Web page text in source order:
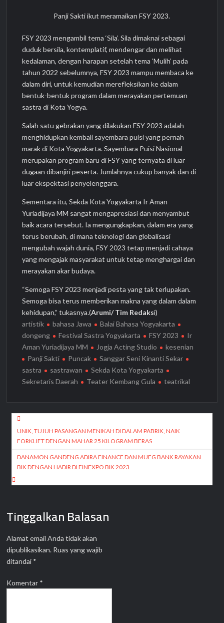
Panji Sakti ikut meramaikan FSY 2023.
FSY 2023 mengambil tema ‘Sila’. Sila dimaknai sebagai
duduk bersila, kontemplatif, mendengar dan melihat
kedalaman, dengan harapan setelah tema ‘Mulih’ pada
tahun 2022 sebelumnya, FSY 2023 mampu membaca ke
dalam diri, untuk kemudian merefleksikan ke dalam
bentuk-bentuk program dalam merayakan pertemuan
sastra di Kota Yogya.
Salah satu gebrakan yang dilakukan FSY 2023 adalah
menghidupkan kembali sayembara puisi yang pernah
marak di Kota Yogyakarta. Sayembara Puisi Nasional
merupakan program baru di FSY yang ternyata di luar
dugaan dibanjiri peserta. Jumlahnya cukup banyak dan di
luar ekspektasi penyelenggara.
Sementara itu, Sekda Kota Yogyakarta Ir Aman
Yuriadijaya MM sangat mengapresiasi dan menyambut
baik acara tersebut. Ia mengungkapkan, dalam era yang
terus berubah, di mana teknologi dan globalisasi
mengubah wajah dunia, FSY 2023 tetap menjadi cahaya
yang mengajak masyarakat untuk tetap menghargai dan
merayakan akar budaya.
“Semoga FSY 2023 menjadi pesta yang tak terlupakan.
Semoga bisa terus memberikan makna yang dalam dalam
kehidupan,” tukasnya.(Arumi/ Tim Redaksi)
artistik
bahasa Jawa
Balai Bahasa Yogyakarta
dongeng
Festival Sastra Yogyakarta FSY 2023
Ir
Aman Yuriadijaya MM
Jogja Acting Studio
kesenian
Panji Sakti
Puncak
Sanggar Seni Kinanti Sekar
sastra
sastrawan
Sekda Kota Yogyakarta
Sekretaris Daerah
Teater Kembang Gula teatrikal
Navigasi
pos
UNIK, TUJUH PASANGAN MENIKAH DI DALAM PABRIK, NAIK
FORKLIFT DENGAN MAHAR 25 KILOGRAM BERAS
DANAMON GANDENG ADIRA FINANCE DAN MUFG BANK RAYAKAN
BIK DENGAN HADIR DI FINEXPO BIK 2023
Tinggalkan Balasan
Alamat email Anda tidak akan
dipublikasikan. Ruas yang wajib
ditandai *
Komentar *